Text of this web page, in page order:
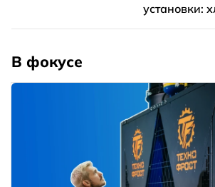
установки:
В фокусе